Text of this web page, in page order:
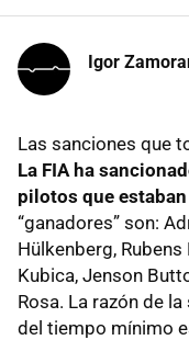
Igor
Las sanciones que
La FIA ha
pilotos que
“ganadores” son:
Hülkenberg,
Kubica, Jenson
Rosa. La razón de
del tiempo mínimo